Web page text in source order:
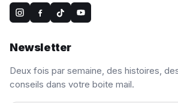
Newsletter
Deux fois par semaine, des histoires,
conseils dans votre boite mail.